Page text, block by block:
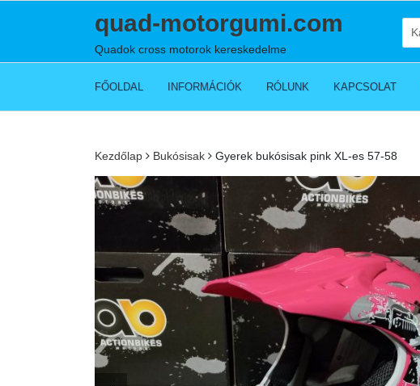
quad-motorgumi.com
Quadok cross motorok kereskedelme
FŐOLDAL INFORMÁCIÓK RÓLUNK KAPCSOLAT
Kezdőlap Bukósisak Gyerek bukósisak pink XL-es 57-58